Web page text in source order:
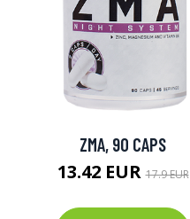
ZMA, 90 CAPS
13.42 EUR17.9 EUR